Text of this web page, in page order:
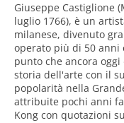
Giuseppe Castiglione
luglio 1766), è un
milanese, divenuto
operato più di 50 anni
punto che ancora
storia dell'arte con il
popolarità nella
attribuite pochi anni
Kong con quotazioni